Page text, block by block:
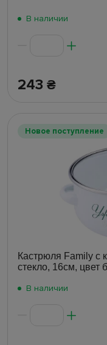
В наличии
243 ₴
Новое поступление
Кастрюля Family с
стекло, 16см, цвет
В наличии